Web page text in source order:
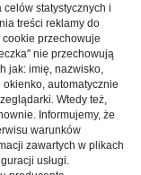
względu na
bazę wypadową
Diablaka, ale
Warto
i
około 18
noclegową.
statystycznych i
treści reklamy do
przechowuje
nie przechowują
jak: imię, nazwisko,
okienko, automatycznie
Wtedy też,
Informujemy, że
warunków
zawartych w plikach
usługi.